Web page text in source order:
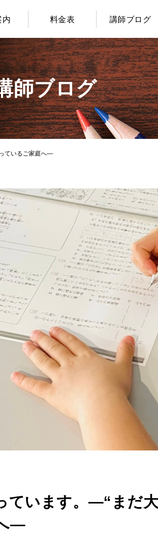
内 料金表 講師ブログ
師ブログ
ているご家庭へ―
ています。―“まだ
―